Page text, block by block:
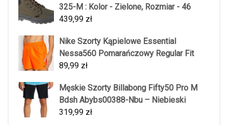
325-M : Kolor - Zielone, Rozmiar - 46
439,99 zł
Nike Szorty Kąpielowe Essential
Nessa560 Pomarańczowy Regular Fit
89,99 zł
Męskie Szorty Billabong Fifty50 Pro M
Bdsh Abybs00388-Nbu – Niebieski
319,99 zł